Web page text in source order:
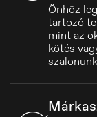
Önhöz
tartozó
mint az
kötés